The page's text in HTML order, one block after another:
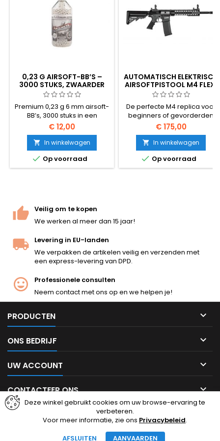
0,23 G AIRSOFT-BB’S –
3000 STUKS, ZWAARDER
GEWICHT VOOR BETERE
NAUWKEURIGHEID EN EEN
GROTER BEREIK
Premium 0,23 g 6 mm airsoft-
BB’s, 3000 stuks in een
hersluitbare fles. Zwaarder
dan de standaard 0,20 g —
betere windbestendigheid,
vlakkere baan, meer energie
op de eindafstand.
Vervaardigd door Specna
Voorraadverpakking voor
ondersteuningswapens en
serieuze spelers.
€ 12,00
 In winkelwagen
 Op voorraad
AUTOMATISCH ELEKTRISCH
AIRSOFTPISTOOL M4 FLEX,
OPGEWAARDEERD
De perfecte M4 replica voor
beginners of gevorderden
met upgrade mogelijkheid.
Kwaliteitsmaterialen, zowel
afwerking als mechanica,
snelwisselveer. Zeer stevige
kunststof behuizing.
€ 175,00
 In winkelwagen
 Op voorraad
Veilig om te kopen
We werken al meer dan 15 jaar!
Levering in EU-landen
We verpakken de artikelen veilig en verzenden met
een express-levering van DPD.
Professionele consulten
Neem contact met ons op en we helpen je!
PRODUCTEN 
ONS BEDRIJF 
UW ACCOUNT 
CONTACTEER ONS 
Deze winkel gebruikt cookies om uw browse-ervaring te
verbeteren.
Voor meer informatie, zie ons Privacybeleid.
AFSLUITEN
AANVAARDEN
FacebookInstagram